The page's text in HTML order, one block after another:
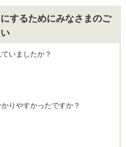
するためにみなさまのご
いましたか？
りやすかったですか？